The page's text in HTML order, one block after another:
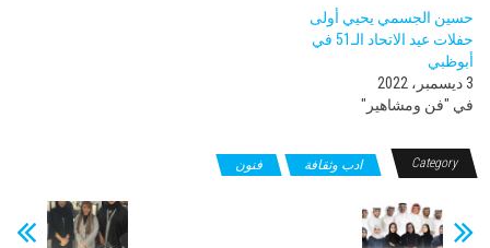
حسين الجسمي يحيي أولى
حفلات عيد الاتحاد الـ51 في
أبوظبي
3 ديسمبر، 2022
في "فن ومشاهير"
Category ادب وثقافة فنون